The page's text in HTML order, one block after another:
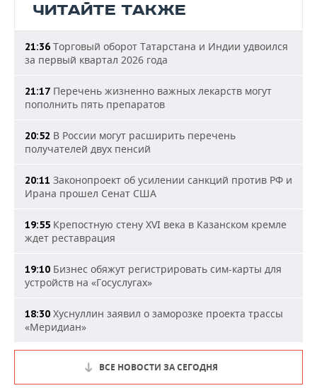
ЧИТАЙТЕ ТАКЖЕ
21:36 Торговый оборот Татарстана и Индии удвоился
за первый квартал 2026 года
21:17 Перечень жизненно важных лекарств могут
пополнить пять препаратов
20:52 В России могут расширить перечень
получателей двух пенсий
20:11 Законопроект об усилении санкций против РФ и
Ирана прошел Сенат США
19:55 Крепостную стену XVI века в Казанском кремле
ждет реставрация
19:10 Бизнес обяжут регистрировать сим-карты для
устройств на «Госуслугах»
18:30 Хуснуллин заявил о заморозке проекта трассы
«Меридиан»
ВСЕ НОВОСТИ ЗА СЕГОДНЯ